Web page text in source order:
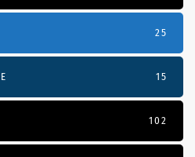
25
15
102